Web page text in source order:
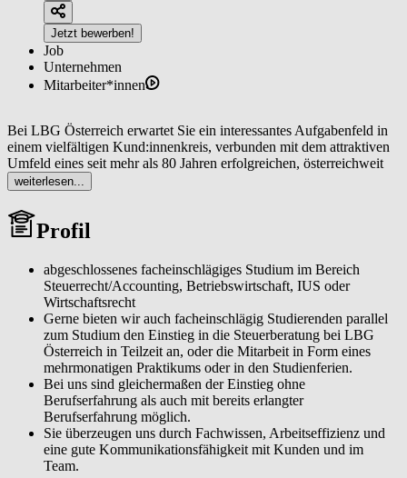
Jetzt bewerben!
Job
Unternehmen
Mitarbeiter*innen
Bei LBG Österreich erwartet Sie ein interessantes Aufgabenfeld in
einem vielfältigen Kund:innenkreis, verbunden mit dem attraktiven
Umfeld eines seit mehr als 80 Jahren erfolgreichen, österreichweit
führenden Beratungsunternehmens. Mehr als 600 Mitarbeiter:innen
arbeiten seit mehr als 80 Jahren tagtäglich mit großem Erfolg an 35
Standorten in 8 Bundesländern am Puls der österreichischen
Wirtschaft.
durchdachte Lösungen im Unternehmensalltag geht, bei Kauf und
Verkauf von Unternehmen, bei der Gründung und Nachfolge und
vielem mehr. Mit unserer digitalen Kompetenz und unseren
Softwarelösungen unterstützen wir vielfältige, effizient organisierte
kaufmännische Abläufe.
weiterlesen...
Profil
abgeschlossenes facheinschlägiges Studium im Bereich
Steuerrecht/Accounting, Betriebswirtschaft, IUS oder
Wirtschaftsrecht
Gerne bieten wir auch facheinschlägig Studierenden parallel
zum Studium den Einstieg in die Steuerberatung bei LBG
Österreich in Teilzeit an, oder die Mitarbeit in Form eines
mehrmonatigen Praktikums oder in den Studienferien.
Bei uns sind gleichermaßen der Einstieg ohne
Berufserfahrung als auch mit bereits erlangter
Berufserfahrung möglich.
Sie überzeugen uns durch Fachwissen, Arbeitseffizienz und
eine gute Kommunikationsfähigkeit mit Kunden und im
Team.